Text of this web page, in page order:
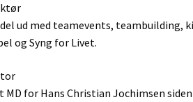
ud med teamevents, teambuilding,
og Syng for Livet.
for Hans Christian Jochimsen